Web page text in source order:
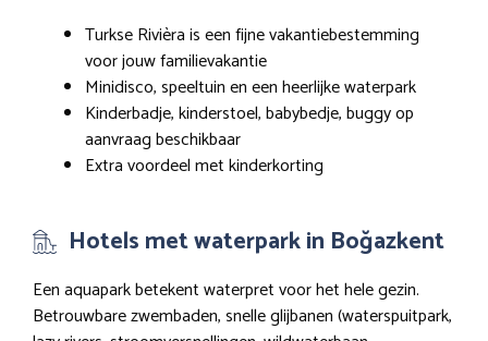
Turkse Rivièra is een fijne vakantiebestemming
voor jouw familievakantie
Minidisco, speeltuin en een heerlijke waterpark
Kinderbadje, kinderstoel, babybedje, buggy op
aanvraag beschikbaar
Extra voordeel met kinderkorting
Hotels met waterpark in Boğazkent
Een aquapark betekent waterpret voor het hele gezin.
Betrouwbare zwembaden, snelle glijbanen (waterspuitpark,